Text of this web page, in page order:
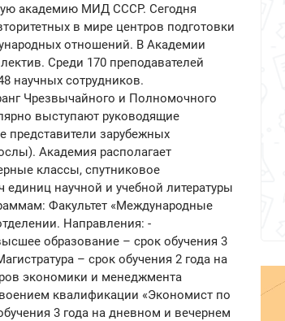
академию МИД СССР. Сегодня
в мире центров подготовки
отношений. В Академии
Среди 170 преподавателей
научных сотрудников.
Чрезвычайного и Полномочного
выступают руководящие
зарубежных
Академия располагает
классы, спутниковое
научной и учебной литературы
Факультет «Международные
Направления: -
образование – срок обучения 3
– срок обучения 2 года на
экономики и менеджмента
квалификации «Экономист по
3 года на дневном и вечернем